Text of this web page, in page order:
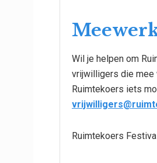
Wil je helpen om
vrijwilligers die mee
Ruimtekoers iets
Ruimtekoers